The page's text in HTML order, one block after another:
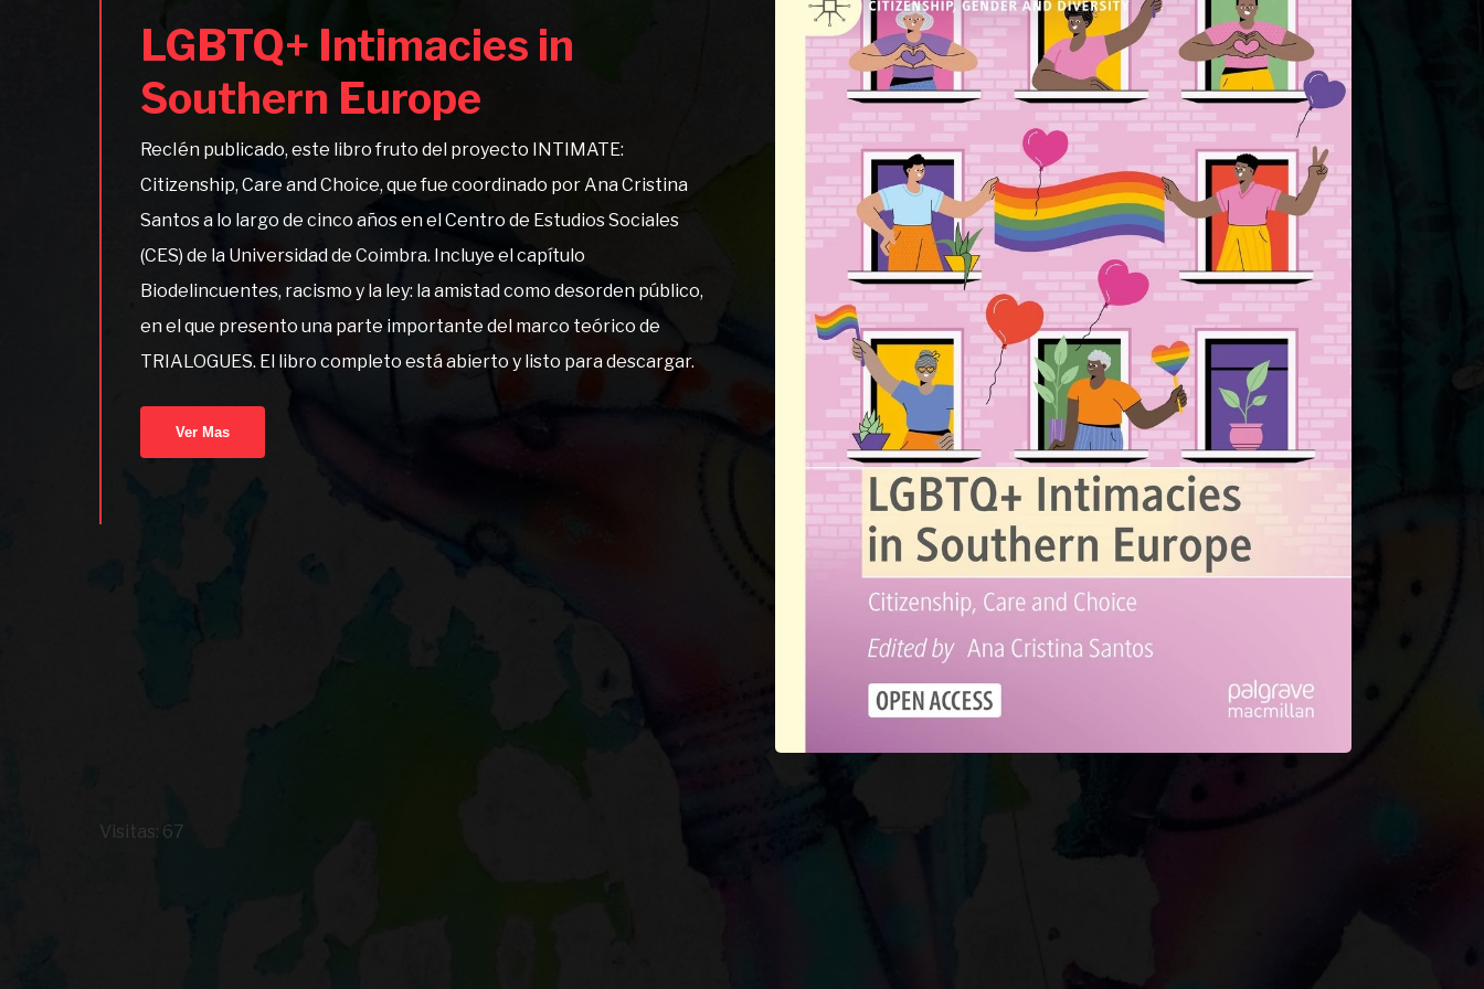
LGBTQ+ Intimacies in
Southern Europe
RecIén publicado, este libro fruto del proyecto INTIMATE:
Citizenship, Care and Choice, que fue coordinado por Ana Cristina
Santos a lo largo de cinco años en el Centro de Estudios Sociales
(CES) de la Universidad de Coimbra. Incluye el capítulo
Biodelincuentes, racismo y la ley: la amistad como desorden público,
en el que presento una parte importante del marco teórico de
TRIALOGUES. El libro completo está abierto y listo para descargar.
Ver Mas
Visitas: 67